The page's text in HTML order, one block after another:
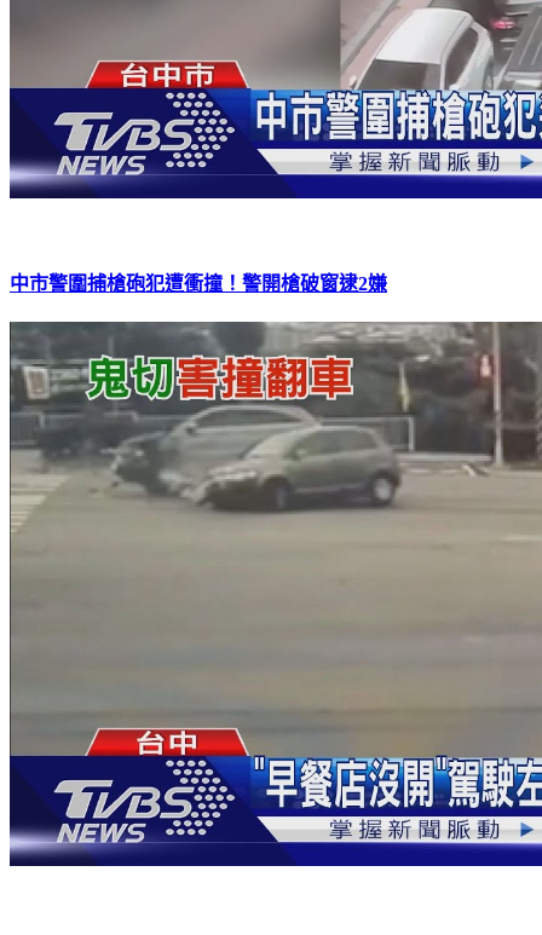
中市警圍捕槍砲犯遭衝撞！警開槍破窗逮2嫌